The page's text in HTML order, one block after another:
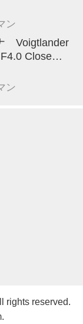
ン
Voigtlander
Close
サM ●photo
ン
rights reserved.
.